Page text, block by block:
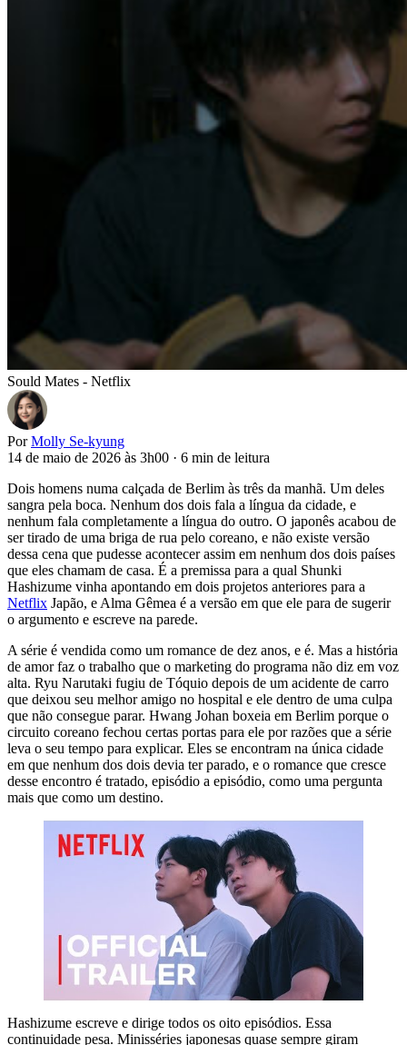
Sould Mates - Netflix
Por Molly Se-kyung
14 de maio de 2026 às 3h00 · 6 min de leitura
Dois homens numa calçada de Berlim às três da manhã. Um deles
sangra pela boca. Nenhum dos dois fala a língua da cidade, e
nenhum fala completamente a língua do outro. O japonês acabou de
ser tirado de uma briga de rua pelo coreano, e não existe versão
dessa cena que pudesse acontecer assim em nenhum dos dois países
que eles chamam de casa. É a premissa para a qual Shunki
Hashizume vinha apontando em dois projetos anteriores para a
Netflix Japão, e Alma Gêmea é a versão em que ele para de sugerir
o argumento e escreve na parede.
A série é vendida como um romance de dez anos, e é. Mas a história
de amor faz o trabalho que o marketing do programa não diz em voz
alta. Ryu Narutaki fugiu de Tóquio depois de um acidente de carro
que deixou seu melhor amigo no hospital e ele dentro de uma culpa
que não consegue parar. Hwang Johan boxeia em Berlim porque o
circuito coreano fechou certas portas para ele por razões que a série
leva o seu tempo para explicar. Eles se encontram na única cidade
em que nenhum dos dois devia ter parado, e o romance que cresce
desse encontro é tratado, episódio a episódio, como uma pergunta
mais que como um destino.
Hashizume escreve e dirige todos os oito episódios. Essa
continuidade pesa. Minisséries japonesas quase sempre giram